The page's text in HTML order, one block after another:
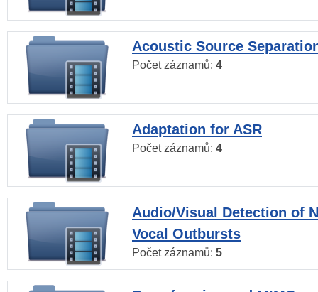
Acoustic Source
Počet záznamů: 4
Adaptation for ASR
Počet záznamů: 4
Audio/Visual Detection of
Vocal Outbursts
Počet záznamů: 5